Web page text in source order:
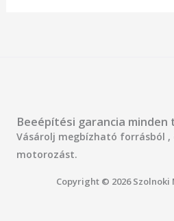
Beeépítési garancia minden
Vásárolj megbízható forrásból ,
motorozást.
Copyright © 2026